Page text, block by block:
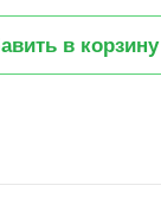
в корзину